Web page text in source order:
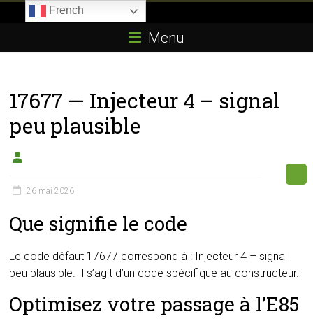
E85.com
passion
boîtier
éthanol
Menu
17677 — Injecteur 4 – signal
peu plausible
26 mai 2026
Que signifie le code
Le code défaut 17677 correspond à : Injecteur 4 – signal
peu plausible. Il s’agit d’un code spécifique au constructeur.
Optimisez votre passage à l’E85
French